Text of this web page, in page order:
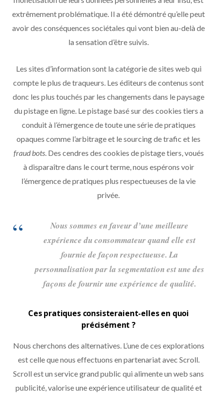
extrêmement problématique. Il a été démontré qu’elle peut
avoir des conséquences sociétales qui vont bien au-delà de
la sensation d’être suivis.
Les sites d’information sont la catégorie de sites web qui
compte le plus de traqueurs. Les éditeurs de contenus sont
donc les plus touchés par les changements dans le paysage
du pistage en ligne. Le pistage basé sur des cookies tiers a
conduit à l’émergence de toute une série de pratiques
opaques comme l’arbitrage et le sourcing de trafic et les
fraud bots. Des cendres des cookies de pistage tiers, voués
à disparaître dans le court terme, nous espérons voir
l’émergence de pratiques plus respectueuses de la vie
privée.
Nous sommes en faveur d’une meilleure
expérience du consommateur quand elle est
fournie de façon respectueuse. La
personnalisation par la segmentation est une des
façons de fournir une expérience de qualité.
Ces pratiques consisteraient-elles en quoi
précisément ?
Nous cherchons des alternatives. L’une de ces explorations
est celle que nous effectuons en partenariat avec Scroll.
Scroll est un service grand public qui alimente un web sans
publicité, valorise une expérience utilisateur de qualité et